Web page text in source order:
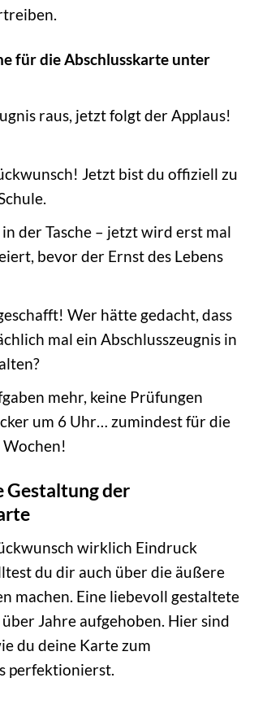
für die Abschlusskarte unter
raus, jetzt folgt der Applaus!
Jetzt bist du offiziell zu
der Tasche – jetzt wird erst mal
bevor der Ernst des Lebens
Wer hätte gedacht, dass
mal ein Abschlusszeugnis in
mehr, keine Prüfungen
um 6 Uhr… zumindest für die
Wochen!
Gestaltung der
wirklich Eindruck
du dir auch über die äußere
machen. Eine liebevoll gestaltete
Jahre aufgehoben. Hier sind
du deine Karte zum
perfektionierst.